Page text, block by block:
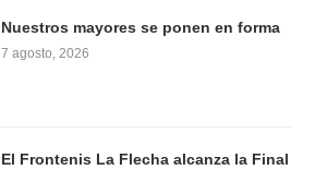
Nuestros mayores se ponen en forma
7 agosto, 2026
El Frontenis La Flecha alcanza la Final